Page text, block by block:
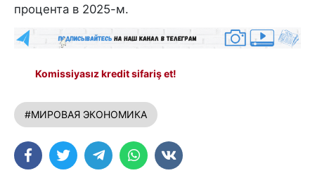
процента в 2025-м.
Komissiyasız kredit sifariş et!
#МИРОВАЯ ЭКОНОМИКА